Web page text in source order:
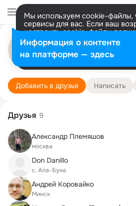
Мы используем cookie-файлы,
сервисы для вас. Если ваш
настроить cookie-файлы
представитель. Больше
Разрешить все Настроить
Александр
Санкт-Петербург
СПбГЭТУ "ЛЭТИ",
Добавить в друзья Написать
Друзья 9
Александр Племяшов
москва
Don Danillo
с. Ала-Бука
Андрей Коровайко
Минск
Информация о контенте
на платформе — здесь